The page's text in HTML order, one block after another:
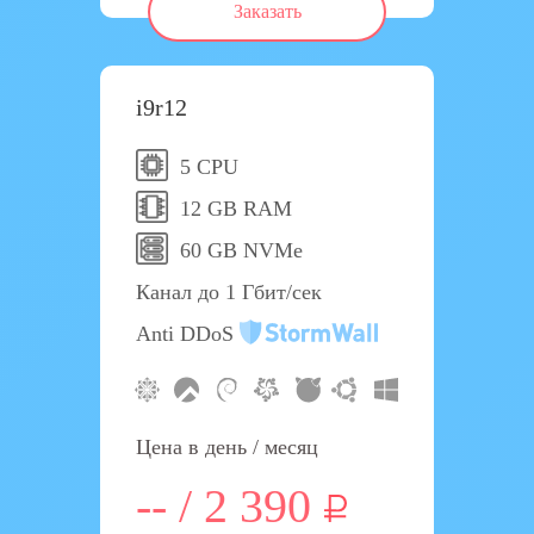
Заказать
i9r12
5 CPU
12 GB RAM
60 GB NVMe
Канал до 1 Гбит/сек
Anti DDoS
Цена в день / месяц
-- / 2 390